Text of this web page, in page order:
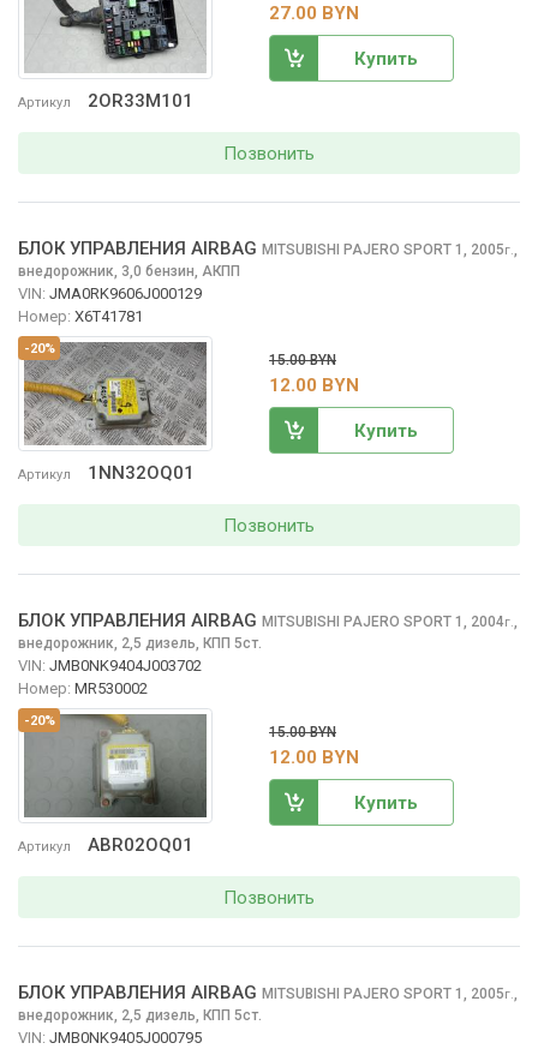
Артикул 2OR33M101
27.00 BYN
Купить
Позвонить
-20%
Артикул 1NN32OQ01
БЛОК УПРАВЛЕНИЯ AIRBAG MITSUBISHI PAJERO SPORT 1, 2005г.
внедорожник, 3,0 бензин, АКПП
VIN: JMA0RK9606J000129
Номер: X6T41781
15.00 BYN
12.00 BYN
Купить
Позвонить
-20%
Артикул ABR02OQ01
БЛОК УПРАВЛЕНИЯ AIRBAG MITSUBISHI PAJERO SPORT 1, 2004г.,
внедорожник, 2,5 дизель, КПП 5ст.
VIN: JMB0NK9404J003702
Номер: MR530002
15.00 BYN
12.00 BYN
Купить
Позвонить
БЛОК УПРАВЛЕНИЯ AIRBAG MITSUBISHI PAJERO SPORT 1, 2005г.,
внедорожник, 2,5 дизель, КПП 5ст.
VIN: JMB0NK9405J000795